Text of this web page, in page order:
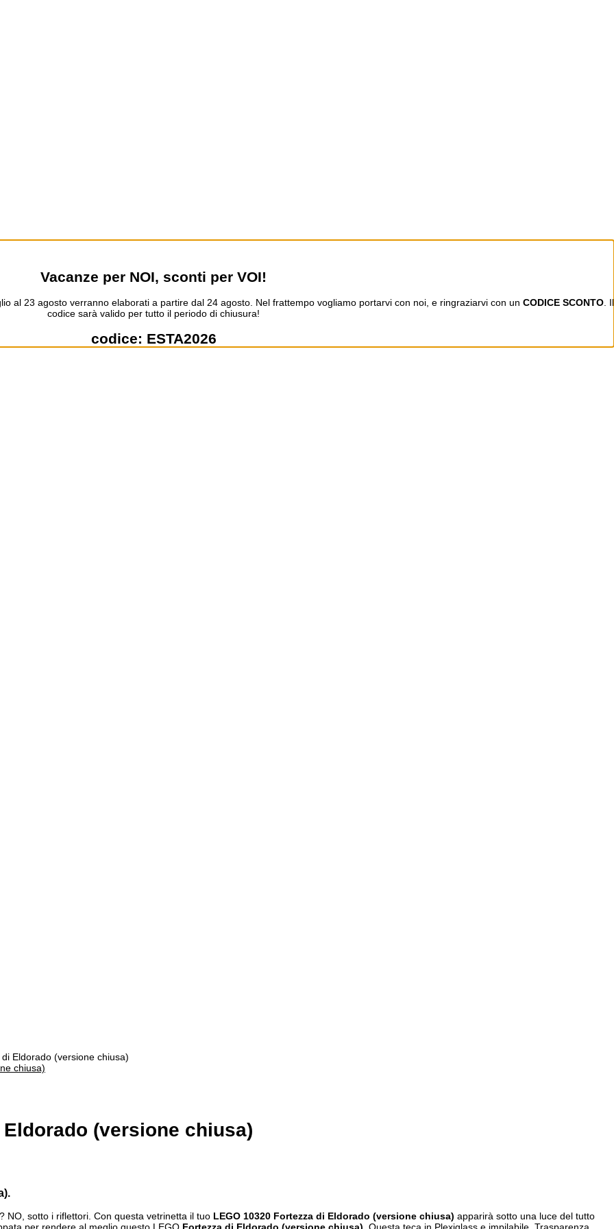
Eldorado (versione chiusa)
Eldorado (versione chiusa)
NO, sotto i riflettori. Con questa vetrinetta il tuo LEGO 10320 Fortezza di Eldorado (versione chiusa) apparirà sotto una luce del tutto
Vacanze per NOI, sconti per VOI!
al 23 agosto verranno elaborati a partire dal 24 agosto. Nel frattempo vogliamo portarvi con noi, e ringraziarvi con un CODICE SCONTO. Il
codice sarà valido per tutto il periodo di chiusura!
codice: ESTA2026